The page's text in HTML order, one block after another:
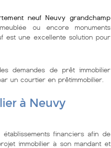
neuf Neuvy grandchamp
ou encore monuments
est une excellente solution pour
demandes de prêt immobilier
un courtier en prêtimmobilier.
à Neuvy
financiers afin de
immobilier à son mandant et